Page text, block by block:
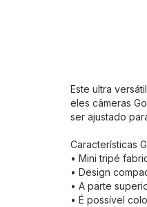
Este ultra
eles câmeras
ser ajustado
Características
• Mini tripé
• Design
• A parte
• É possível